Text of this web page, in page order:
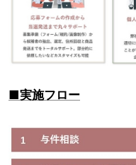
■実施フロー